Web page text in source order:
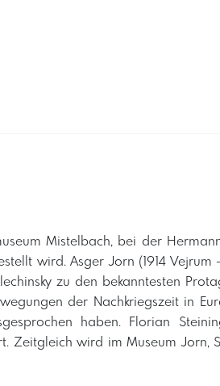
Mistelbach, bei der Hermann
wird. Asger Jorn (1914 Vejrum
zu den bekanntesten
der Nachkriegszeit in
haben. Florian
Zeitgleich wird im Museum Jorn,